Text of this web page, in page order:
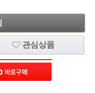
관심상품